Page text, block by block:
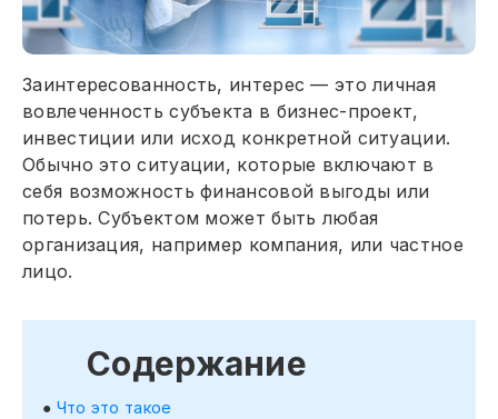
Заинтересованность, интерес — это личная
вовлеченность субъекта в бизнес-проект,
инвестиции или исход конкретной ситуации.
Обычно это ситуации, которые включают в
себя возможность финансовой выгоды или
потерь. Субъектом может быть любая
организация, например компания, или частное
лицо.
Содержание
Что это такое